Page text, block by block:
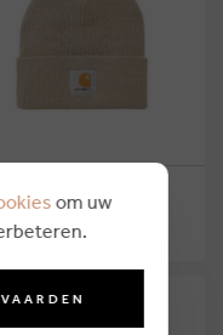
WIP
om uw